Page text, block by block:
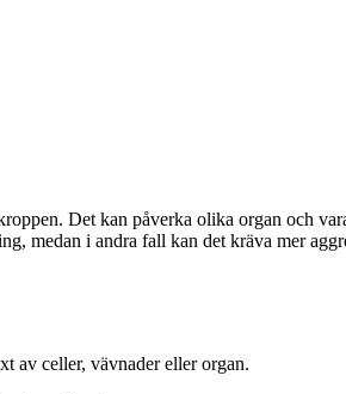
Det kan påverka olika organ och
medan i andra fall kan det kräva mer
av celler, vävnader eller organ.